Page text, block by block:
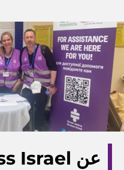
عن Access Israel